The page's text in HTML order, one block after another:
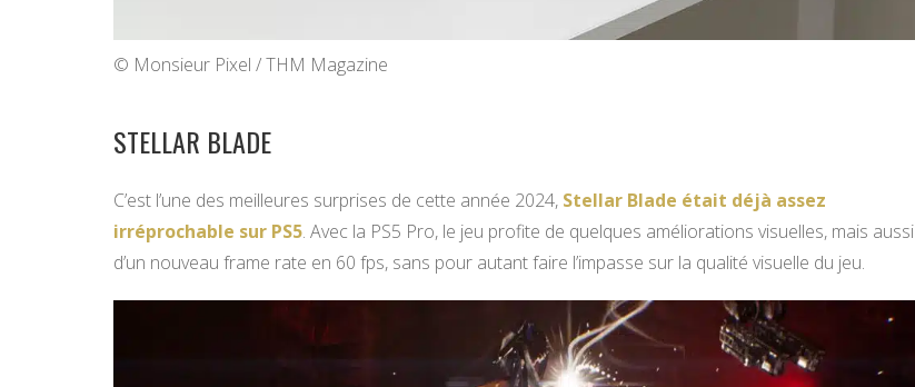
© Monsieur Pixel / THM Magazine
STELLAR BLADE
C’est l’une des meilleures surprises de cette année 2024, Stellar Blade était déjà assez
irréprochable sur PS5. Avec la PS5 Pro, le jeu profite de quelques améliorations visuelles, mais aussi
d’un nouveau frame rate en 60 fps, sans pour autant faire l’impasse sur la qualité visuelle du jeu.